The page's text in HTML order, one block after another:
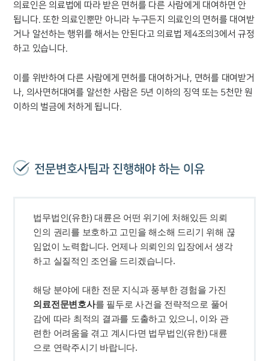
그룹소개
그룹소개
대륜의 강점
오시는 길
글로벌 파트너 로펌
고객의 소리
통합검색
AI대륜
의료인은 의료법에 따라 받은 면허를 다른 사람에게 대여하면 안
됩니다. 또한 의료인뿐만 아니라 누구든지 의료인의 면허를 대여받
거나 알선하는 행위를 해서는 안된다고 의료법 제4조의3에서 규정
하고 있습니다.
이를 위반하여 다른 사람에게 면허를 대여하거나, 면허를 대여받거
나, 의사면허대여를 알선한 사람은 5년 이하의 징역 또는 5천만 원
이하의 벌금에 처하게 됩니다.
전문변호사팀과 진행해야 하는 이유
법무법인(유한) 대륜은 어떤 위기에 처해있든 의뢰
인의 권리를 보호하고 고민을 해소해 드리기 위해 끊
임없이 노력합니다. 언제나 의뢰인의 입장에서 생각
의료전문변호사를 필두로 사건을 전략적으로 풀어
감에 따라 최적의 결과를 도출하고 있으니, 이와 관
련한 어려움을 겪고 계시다면 법무법인(유한) 대륜
으로 연락주시기 바랍니다.